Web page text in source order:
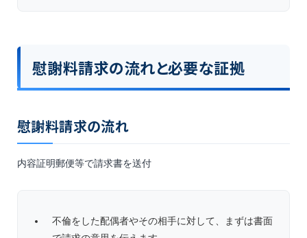
慰謝料請求の流れと必要な証拠
慰謝料請求の流れ
内容証明郵便等で請求書を送付
不倫をした配偶者やその相手に対して、まずは書面